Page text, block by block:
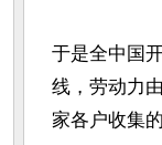
于是全中国
线，劳动力
家各户收集